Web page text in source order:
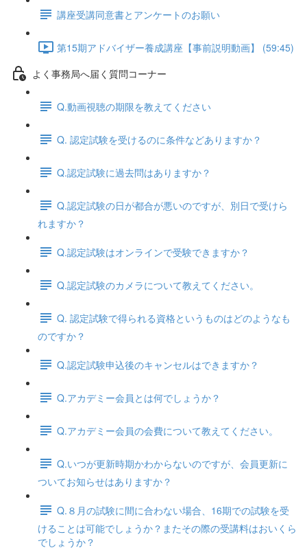
講座受講同意書とアンケートのお願い
第15期アドバイザー養成講座【事前説明動画】 (59:45)
よく事務局へ届く質問コーナー
Q.動画視聴の期限を教えてください
Q. 認定試験を受けるのに条件などありますか？
Q.認定試験に過去問はありますか？
Q.認定試験の日が都合が悪いのですが、別日で受けら
れますか？
Q.認定試験はオンラインで受験できますか？
Q.認定試験のカメラについて教えてください。
Q. 認定試験で得られる資格というものはどのようなも
のですか？
Q.認定試験申込後のキャンセルはできますか？
Q.アカデミー会員とは何でしょうか？
Q.アカデミー会員の会費について教えてください。
Q.いつが更新時期かわからないのですが、会員更新に
ついてお知らせはありますか？
Q.８月の試験に間に合わない場合、16期での試験を受
けることは可能でしょうか？またその際の受講料はおいくら
でしょうか？